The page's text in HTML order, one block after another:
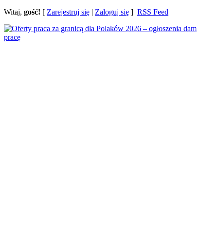
Witaj, gość! [ Zarejestruj się | Zaloguj się ] RSS Feed